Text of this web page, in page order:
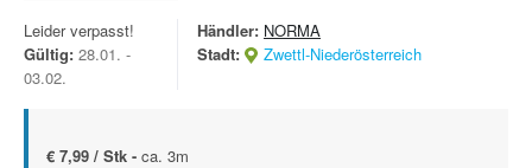
Leider verpasst!
Gültig: 28.01. -
03.02.
Händler: NORMA
Stadt:
Zwettl-Niederösterreich
€ 7,99 / Stk - ca. 3m